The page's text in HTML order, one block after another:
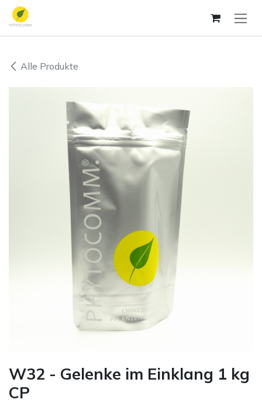
Zum Inhalt springen
Alle Produkte
W32 - Gelenke im Einklang 1 kg
CP